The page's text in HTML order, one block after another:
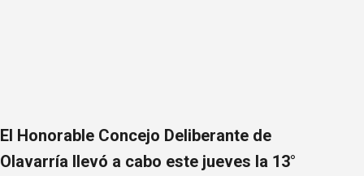
El Honorable Concejo Deliberante de
Olavarría llevó a cabo este jueves la 13°